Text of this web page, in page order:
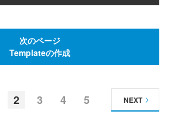
次のページ
Templateの作成
2 3 4 5 NEXT